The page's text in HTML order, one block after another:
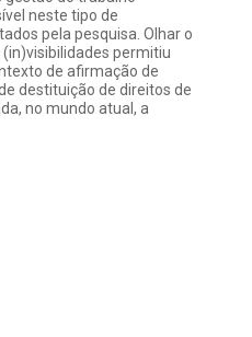
neste tipo de
pela pesquisa. Olhar o
permitiu
de afirmação de
destituição de direitos de
no mundo atual, a